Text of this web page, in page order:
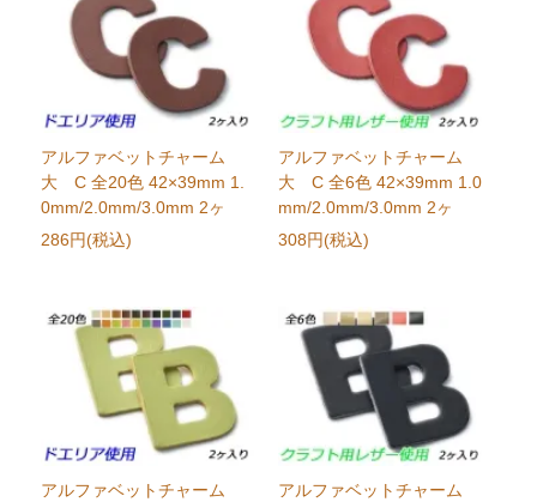
アルファベットチャーム
大 C 全20色 42×39mm 1.
0mm/2.0mm/3.0mm 2ヶ
286円(税込)
アルファベットチャーム
大 C 全6色 42×39mm 1.0
mm/2.0mm/3.0mm 2ヶ
308円(税込)
アルファベットチャーム
アルファベットチャーム